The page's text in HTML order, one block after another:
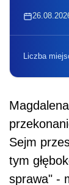
Liczba
Sejm
tym
sprawa" -